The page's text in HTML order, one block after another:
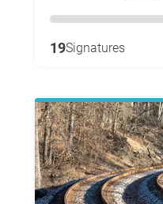
19Signatures